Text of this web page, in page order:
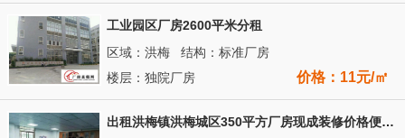
工业园区厂房2600平米分租
区域：洪梅 结构：标准厂房
楼层：独院厂房
价格：11元/㎡
出租洪梅镇洪梅城区350平方厂房现成装修价格便宜位置好